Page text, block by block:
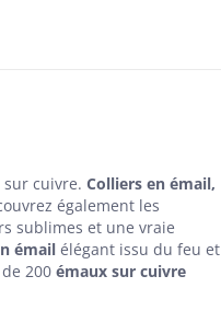
sur cuivre. Colliers en émail,
également les
sublimes et une vraie
émail élégant issu du feu et
200 émaux sur cuivre